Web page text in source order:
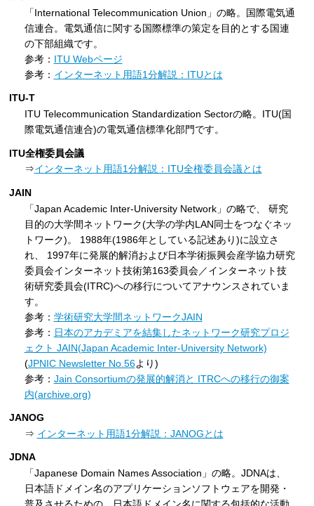
「International Telecommunication Union」の略。国際電気通
信連合。電気通信に関する国際標準の策定を目的とする国連
の下部組織です。
参考： ITU Webページ
参考： インターネット用語1分解説：ITUとは
ITU-T
ITU Telecommunication Standardization Sectorの略。ITU(国
際電気通信連合)の電気通信標準化部門です。
ITU全権委員会議
⇒インターネット用語1分解説：ITU全権委員会議とは
JAIN
「Japan Academic Inter-University Network」の略で、 研究
目的の大学間ネットワーク(大学の学内LAN同士をつなぐネッ
トワーク)。 1988年(1986年としている記述あり)に設立さ
れ、 1997年に発展的解消および日本学術振興会産学協力研究
委員会インターネット技術第163委員会／インターネット技
術研究委員会(ITRC)への移行についてアナウンスされていま
す。
参考： 学術研究大学間ネットワークJAIN
参考： 日本のアカデミアを結集したネットワーク研究プロジ
ェクト JAIN(Japan Academic Inter-University Network)
(JPNIC Newsletter No.56より)
参考： Jain Consortiumの発展的解消と ITRCへの移行の御案
内(archive.org)
JANOG
⇒ インターネット用語1分解説：JANOGとは
JDNA
「Japanese Domain Names Association」の略。JDNAは、
日本語ドメイン名のアプリケーションソフトウェアを開発・